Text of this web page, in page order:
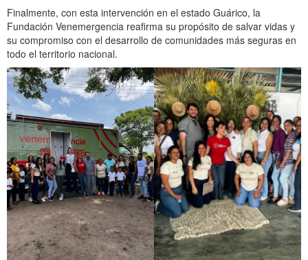
Finalmente, con esta intervención en el estado Guárico, la
Fundación Venemergencia reafirma su propósito de salvar vidas y
su compromiso con el desarrollo de comunidades más seguras en
todo el territorio nacional.